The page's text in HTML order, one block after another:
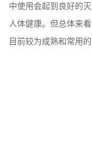
中使用会起到良好的
人体健康。但总体来
目前较为成熟和常用